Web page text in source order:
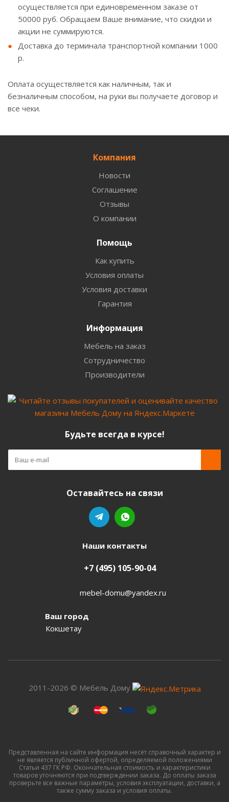
осуществляется при единовременном заказе от
50000 руб. Обращаем Ваше внимание, что скидки и
акции не суммируются.
Доставка до терминала транспортной компании 1000
р.
Оплата осуществляется как наличным, так и
безналичным способом, на руки вы получаете договор и
все чеки.
Компания
Новости
Соглашение
Отзывы
О компании
Помощь
Как купить
Условия оплаты
Условия доставки
Гарантия
Информация
Мебель на заказ
Сотрудничество
Производители
Будьте всегда в курсе!
Оставайтесь на связи
Наши контакты
+7 (495) 105-90-04
mebel-domu@yandex.ru
Ваш город
Кокшетау
2011-2026 © Мебель Дому
Представленная на сайте информация несёт справочный характер и
не является публичной офертой, определяемой положениями
Статьи 437 ГК РФ. Окончательная стоимость и характеристики
товаров уточняются при подтверждении заказа. До оплаты заказа
проверьте все важные параметры, условия эксплуатации, доставки, а
также сумму заказа и условия оплаты.